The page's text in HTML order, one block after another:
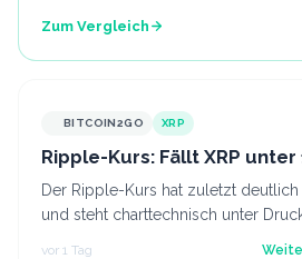
Zum Vergleich
BITCOIN2GO XRP
Ripple-Kurs: Fällt XRP unter
Der Ripple-Kurs hat zuletzt deutlich
und steht charttechnisch unter
vor 1 Tag